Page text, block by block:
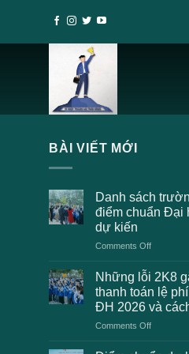
BÀI VIẾT MỚI
Danh sách
điểm chuẩn Đại
dự kiến
Comments Offon
sách
trường
công
bố
điểm
Đại
Những lỗi 2K8
thanh toán lệ
ĐH 2026 và
Comments Offon
lỗi